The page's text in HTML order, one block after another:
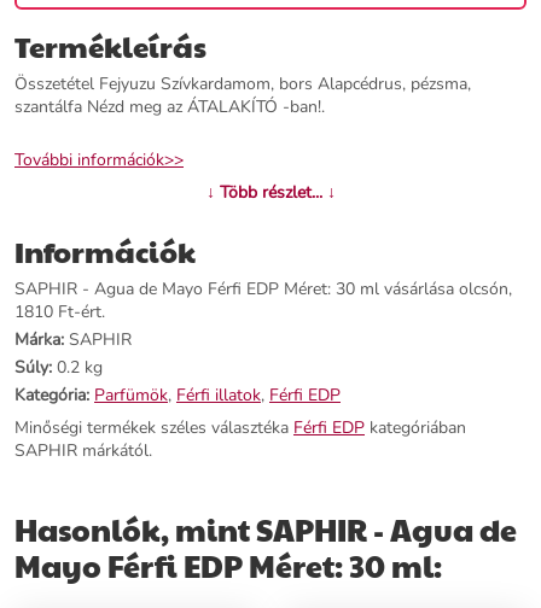
Termékleírás
Összetétel Fejyuzu Szívkardamom, bors Alapcédrus, pézsma,
szantálfa Nézd meg az ÁTALAKÍTÓ -ban!.
További információk>>
↓ Több részlet... ↓
Információk
SAPHIR - Agua de Mayo Férfi EDP Méret: 30 ml vásárlása olcsón,
1810 Ft-ért.
Márka: SAPHIR
Súly: 0.2 kg
Kategória: Parfümök, Férfi illatok, Férfi EDP
Minőségi termékek széles választéka Férfi EDP kategóriában
SAPHIR márkától.
Hasonlók, mint SAPHIR - Agua de
Mayo Férfi EDP Méret: 30 ml: